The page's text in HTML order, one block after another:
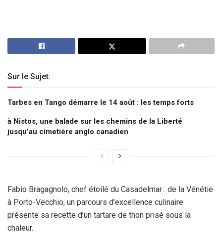
Sur le Sujet:
Tarbes en Tango démarre le 14 août : les temps forts
à Nistos, une balade sur les chemins de la Liberté
jusqu’au cimetière anglo canadien
Fabio Bragagnolo, chef étoilé du Casadelmar : de la Vénétie
à Porto-Vecchio, un parcours d’excellence culinaire
présente sa recette d’un tartare de thon prisé sous la
chaleur.